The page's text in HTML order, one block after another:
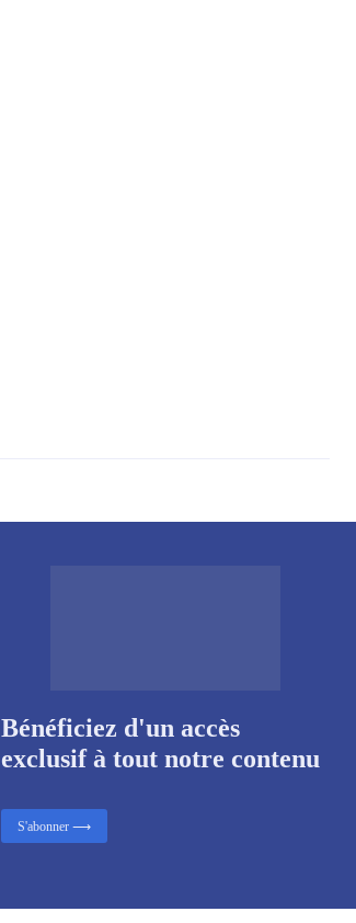
Bénéficiez d'un accès
exclusif à tout notre contenu
S'abonner ⟶